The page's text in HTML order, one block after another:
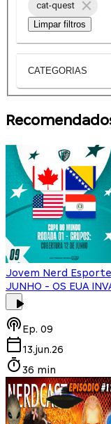
cat-quest
Limpar filtros
CATEGORIAS
Jovem Nerd
JUNHO - OS EUA
Ep. 09
13.jun.26
36 min